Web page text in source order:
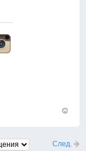
началу
След.